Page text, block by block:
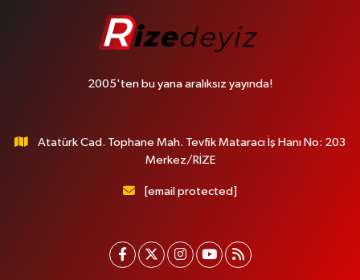
2005'ten bu yana aralıksız yayında!
Atatürk Cad. Tophane Mah. Tevfik Mataracı İş Hanı No: 203
Merkez/RİZE
[email protected]